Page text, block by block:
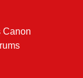
Canon